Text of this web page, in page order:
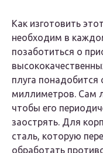
Как изготовить
необходим в
позаботиться о
плуга
миллиметров. Сам
чтобы его
заострять. Для
сталь, которую
обработать